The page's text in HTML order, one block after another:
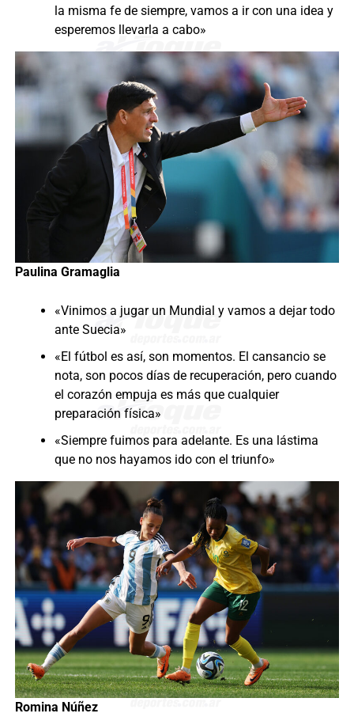
la misma fe de siempre, vamos a ir con una idea y
esperemos llevarla a cabo»
Paulina Gramaglia
«Vinimos a jugar un Mundial y vamos a dejar todo
ante Suecia»
«El fútbol es así, son momentos. El cansancio se
nota, son pocos días de recuperación, pero cuando
el corazón empuja es más que cualquier
preparación física»
«Siempre fuimos para adelante. Es una lástima
que no nos hayamos ido con el triunfo»
Romina Núñez